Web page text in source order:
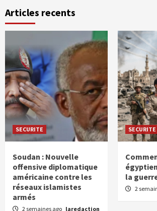
Articles recents
SECURITE
Soudan : Nouvelle
offensive diplomatique
américaine contre les
réseaux islamistes
armés
2 semaines ago laredaction
SECURITE
la
2